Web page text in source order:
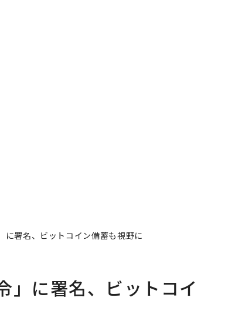
に署名、ビットコイン備蓄も視野に
」に署名、ビットコイ